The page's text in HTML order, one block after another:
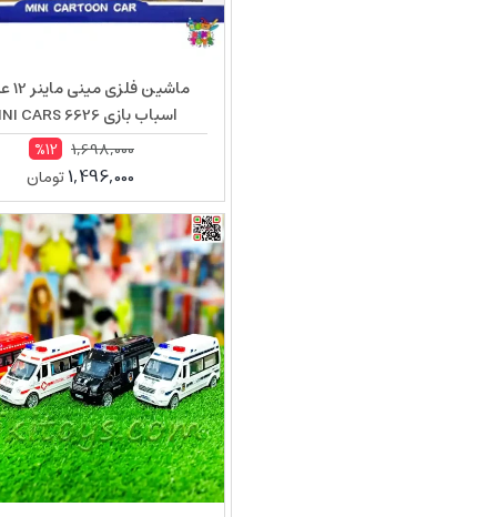
اسباب بازی MINI CARS 6626
1,698,000
%12
1,496,000تومان